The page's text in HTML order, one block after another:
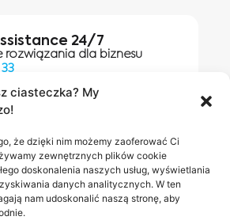
ciasteczka? My
że dzięki nim możemy zaoferować Ci
zewnętrznych plików cookie
doskonalenia naszych usług, wyświetlania
danych analitycznych. W ten
nam udoskonalić naszą stronę, aby
24/7
rozwiązania dla biznesu
Napisz do